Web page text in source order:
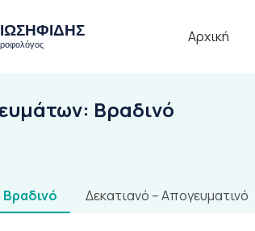
Αρχική
Βραδινό
Βραδινό Δεκατιανό – Απογευματινό